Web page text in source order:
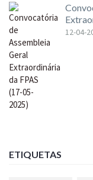
12-04-
ETIQUETAS